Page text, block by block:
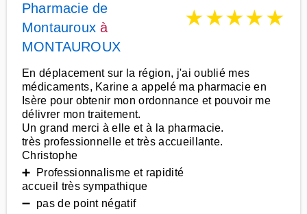
Pharmacie de
Montauroux à
MONTAUROUX
★★★★★
En déplacement sur la région, j'ai oublié mes
médicaments, Karine a appelé ma pharmacie en
Isère pour obtenir mon ordonnance et pouvoir me
délivrer mon traitement.
Un grand merci à elle et à la pharmacie.
très professionnelle et très accueillante.
Christophe
➕ Professionnalisme et rapidité
accueil très sympathique
➖ pas de point négatif